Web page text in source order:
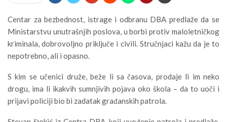
Centar za bezbednost, istrage i odbranu DBA predlaže da se
Ministarstvu unutrašnjih poslova, u borbi protiv maloletničkog
kriminala, dobrovoljno priključe i civili. Stručnjaci kažu da je to
nepotrebno, ali i opasno.
S kim se učenici druže, beže li sa časova, prodaje li im neko
drogu, ima li ikakvih sumnjivih pojava oko škola – da to uoči i
prijavi policiji bio bi zadatak građanskih patrola.